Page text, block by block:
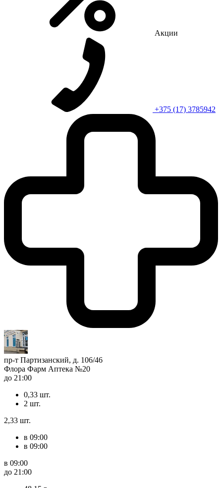
Акции
+375 (17) 3785942
пр-т Партизанский, д. 106/46
Флора Фарм Аптека №20
до 21:00
0,33 шт.
2 шт.
2,33 шт.
в 09:00
в 09:00
в 09:00
до 21:00